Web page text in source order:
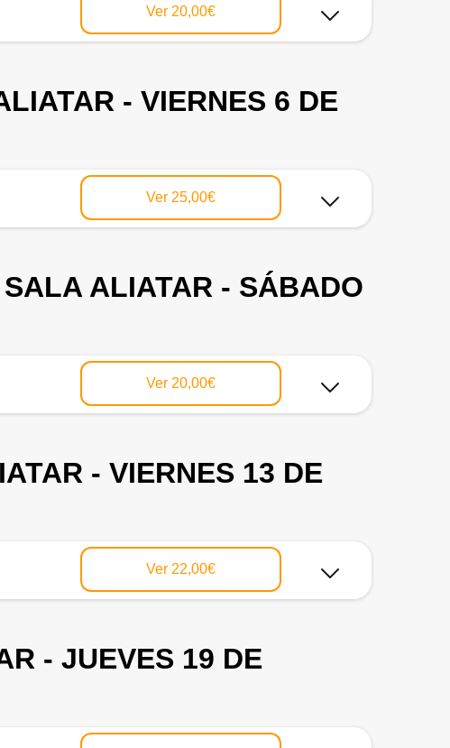
Ver 20,00€
- VIERNES 6 DE
Ver 25,00€
ALIATAR - SÁBADO
Ver 20,00€
- VIERNES 13 DE
Ver 22,00€
- JUEVES 19 DE